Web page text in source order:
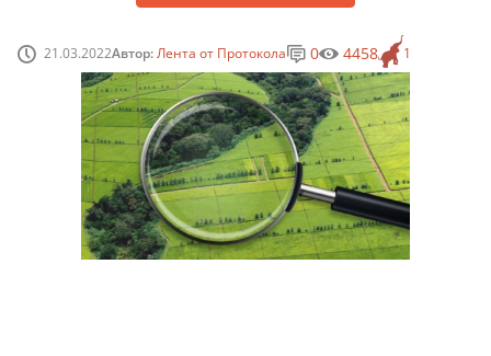
21.03.2022Автор:Лента от Протокола 1
0 4458